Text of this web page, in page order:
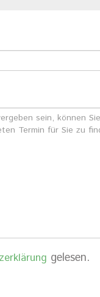
gelesen.